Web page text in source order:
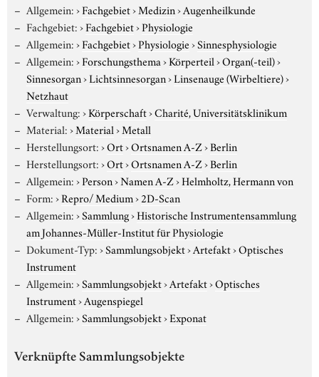
Allgemein:›Fachgebiet›Medizin›Augenheilkunde
Fachgebiet:›Fachgebiet›Physiologie
Allgemein:›Fachgebiet›Physiologie›Sinnesphysiologie
Allgemein:›Forschungsthema›Körperteil›Organ(-teil)›
Sinnesorgan›Lichtsinnesorgan›Linsenauge (Wirbeltiere)›
Netzhaut
Verwaltung:›Körperschaft›Charité, Universitätsklinikum
Material:›Material›Metall
Herstellungsort:›Ort›Ortsnamen A-Z›Berlin
Herstellungsort:›Ort›Ortsnamen A-Z›Berlin
Allgemein:›Person›Namen A-Z›Helmholtz, Hermann von
Form:›Repro/ Medium›2D-Scan
Allgemein:›Sammlung›Historische Instrumentensammlung
am Johannes-Müller-Institut für Physiologie
Dokument-Typ:›Sammlungsobjekt›Artefakt›Optisches
Instrument
Allgemein:›Sammlungsobjekt›Artefakt›Optisches
Instrument›Augenspiegel
Allgemein:›Sammlungsobjekt›Exponat
Verknüpfte Sammlungsobjekte